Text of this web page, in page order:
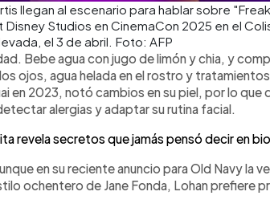
llegan al escenario para hablar sobre
Studios en CinemaCon 2025 en el
el 3 de abril. Foto: AFP
Bebe agua con jugo de limón y chia, y
ojos, agua helada en el rostro y tratamientos
en 2023, notó cambios en su piel, por lo que
alergias y adaptar su rutina facial.
revela secretos que jamás pensó decir en
en su reciente anuncio para Old Navy la
ochentero de Jane Fonda, Lohan prefiere